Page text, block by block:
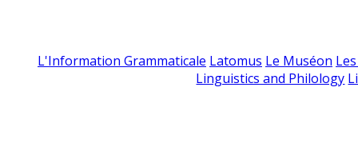
L'Information Grammaticale Latomus Le Muséon
Linguistics and Philology